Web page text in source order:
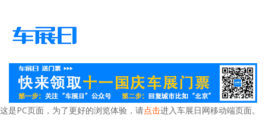
这是PC页面，为了更好的浏览体验，请点击进入车展日网移动端页面。